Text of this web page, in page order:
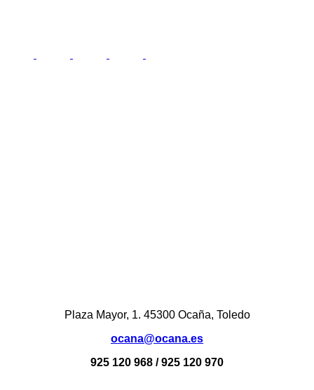
Plaza Mayor, 1. 45300 Ocaña, Toledo
ocana@ocana.es
925 120 968 / 925 120 970